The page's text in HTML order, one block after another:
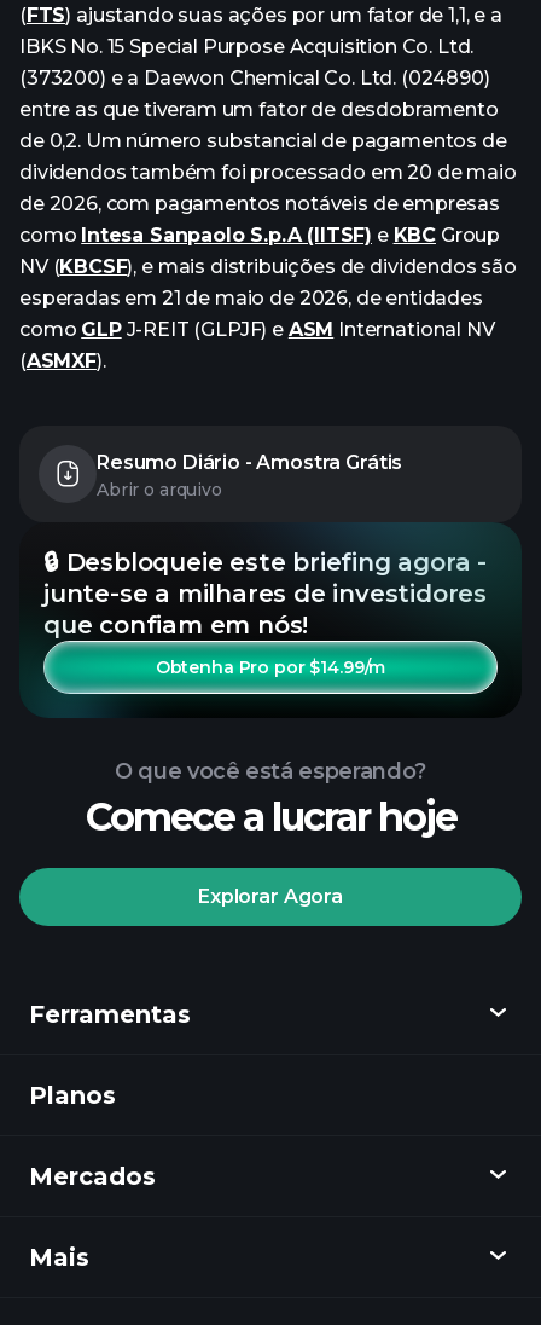
(FTS) ajustando suas ações por um fator de 1,1, e a
IBKS No. 15 Special Purpose Acquisition Co. Ltd.
(373200) e a Daewon Chemical Co. Ltd. (024890)
entre as que tiveram um fator de desdobramento
de 0,2. Um número substancial de pagamentos de
dividendos também foi processado em 20 de maio
de 2026, com pagamentos notáveis de empresas
como Intesa Sanpaolo S.p.A (IITSF) e KBCGroup
NV (KBCSF), e mais distribuições de dividendos são
esperadas em 21 de maio de 2026, de entidades
como GLPJ-REIT (GLPJF) e ASM International NV
(ASMXF).
Resumo Diário - Amostra Grátis
Abrir o arquivo
🔒 Desbloqueie este briefing agora -
junte-se a milhares de investidores
que confiam em nós!
Obtenha Pro por $14.99/m
O que você está esperando?
Comece a lucrar hoje
Explorar Agora
Ferramentas
Descobrir
Notícias
Planos
Mercados
Visão Geral
Mais